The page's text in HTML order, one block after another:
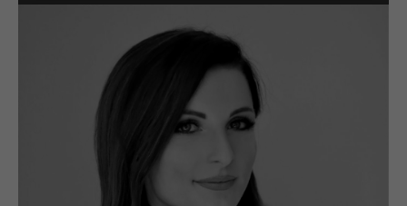
verwendeten Cookies. Sie können Ihre
Einwilligung zu ganzen Kategorien geben oder
sich weitere Informationen anzeigen lassen und
so nur bestimmte Cookies auswählen.
Alle akzeptieren Speichern
Essenziell (1)